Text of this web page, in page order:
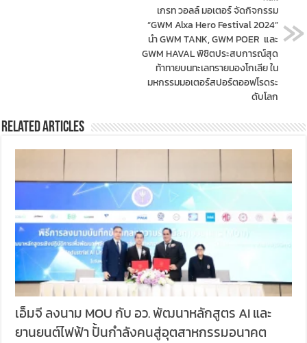
เกรท วอลล์ มอเตอร์ จัดกิจกรรม
“GWM Alxa Hero Festival 2024”
นำ GWM TANK, GWM POER และ
GWM HAVAL พิชิตประสบการณ์สุด
ท้าทายบนทะเลทรายมองโกเลีย ใน
มหกรรมมอเตอร์สปอร์ตออฟโรดระ
ดับโลก
Related Articles
เอ็มจี ลงนาม MOU กับ อว. พัฒนาหลักสูตร AI และ
ยานยนต์ไฟฟ้า ปั้นกำลังคนสู่อุตสาหกรรมอนาคต